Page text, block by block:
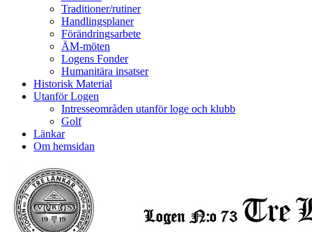
Traditioner/rutiner
Handlingsplaner
Förändringsarbete
ÄM-möten
Logens Fonder
Humanitära insatser
Historisk Material
Utanför Logen
Intresseområden utanför loge och klubb
Golf
Länkar
Om hemsidan